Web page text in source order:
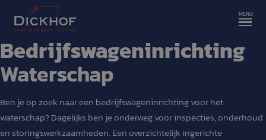
Bedrijfswageninrichting
Waterschap
Ben je op zoek naar een bedrijfswageninrichting voor het
waterschap? Dagelijks ben je onderweg voor inspecties, onderhoud
en storingswerkzaamheden. Een overzichtelijk ingerichte